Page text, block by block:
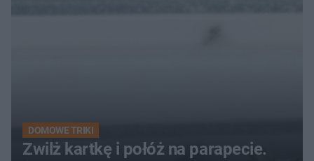
DOMOWE TRIKI
Zwilż kartkę i połóż na parapecie.